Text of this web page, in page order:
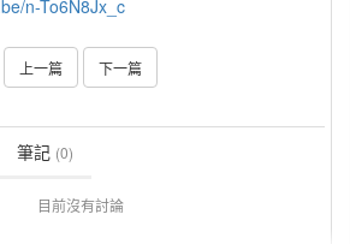
n-To6N8Jx_c
上一篇 下一篇
筆記 (0)
目前沒有討論